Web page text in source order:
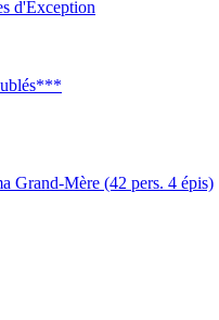
d'Exception
Grand-Mère (42 pers. 4 épis)